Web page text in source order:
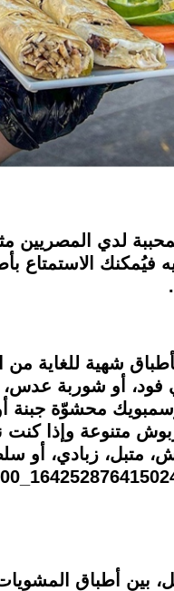
لدي
الاستمتاع
شهية للغاية من
أو شوربة عدس،
محشوّة جبنة
متنوعة وإذا كنت
متبل، زبادي، أو
بين أطباق